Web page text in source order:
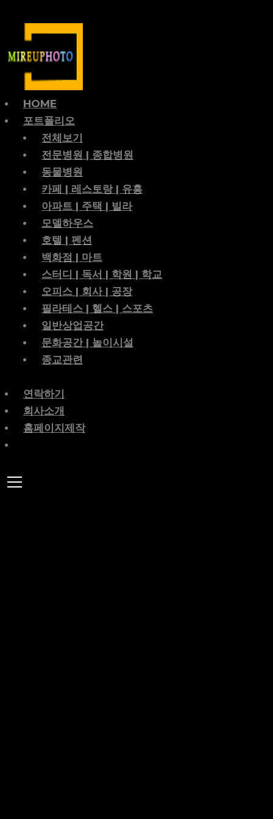
HOME
포트폴리오
전체보기
전문병원 | 종합병원
동물병원
카페 | 레스토랑 | 유흥
아파트 | 주택 | 빌라
모델하우스
호텔 | 펜션
백화점 | 마트
스터디 | 독서 | 학원 | 학교
오피스 | 회사 | 공장
필라테스 | 헬스 | 스포츠
일반상업공간
문화공간 | 놀이시설
종교관련
연락하기
회사소개
홈페이지제작